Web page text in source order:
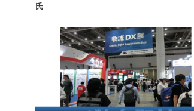
氏